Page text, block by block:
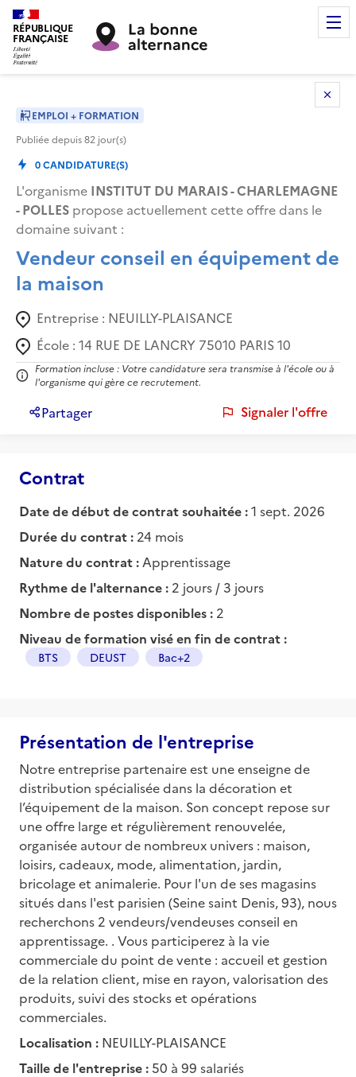
RÉPUBLIQUE
FRANÇAISE
EMPLOI + FORMATION
Publiée depuis82 jour(s)
0CANDIDATURE(S)
L'organisme INSTITUT DU MARAIS - CHARLEMAGNE
- POLLES propose actuellement cette offre dans le
domaine suivant :
Vendeur conseil en équipement de
la maison
Entreprise : NEUILLY-PLAISANCE
École : 14 RUE DE LANCRY 75010 PARIS 10
Formation incluse : Votre candidature sera transmise à l'école ou à
l'organisme qui gère ce recrutement.
Partager Signaler l'offre
Contrat
Date de début de contrat souhaitée :1 sept. 2026
Durée du contrat : 24 mois
Nature du contrat : Apprentissage
Rythme de l'alternance : 2 jours / 3 jours
Nombre de postes disponibles : 2
Niveau de formation visé en fin de contrat :
BTS DEUST Bac+2
Présentation de l'entreprise
Notre entreprise partenaire est une enseigne de
distribution spécialisée dans la décoration et
l’équipement de la maison. Son concept repose sur
une offre large et régulièrement renouvelée,
organisée autour de nombreux univers : maison,
loisirs, cadeaux, mode, alimentation, jardin,
bricolage et animalerie. Pour l'un de ses magasins
situés dans l'est parisien (Seine saint Denis, 93), nous
recherchons 2 vendeurs/vendeuses conseil en
apprentissage. . Vous participerez à la vie
commerciale du point de vente : accueil et gestion
de la relation client, mise en rayon, valorisation des
produits, suivi des stocks et opérations
commerciales.
Localisation : NEUILLY-PLAISANCE
Taille de l'entreprise : 50 à 99 salariés